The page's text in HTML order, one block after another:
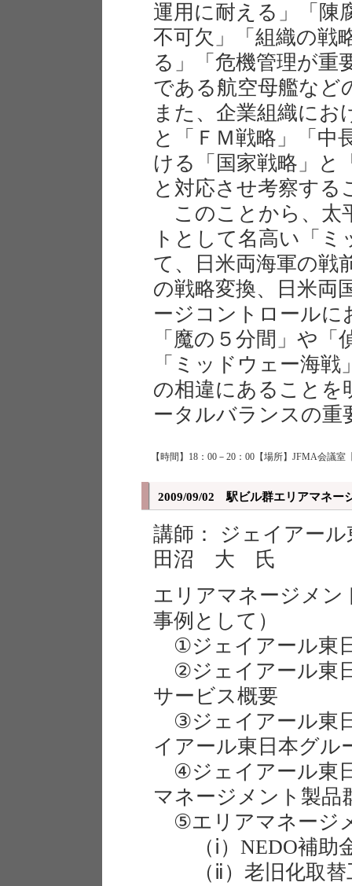
運用に耐える」「陳
不可欠」「組織の戦
る」「危機管理が重
である航空母艦など
また、企業組織にお
と「ＦＭ戦略」「中
ける「国家戦略」と
と対応させ考察する
このことから、太
トとして名高い「
て、日米両海軍の戦
の戦略変換、日米両
ージコントロールに
「魔の５分間」や
「ミッドウェー海
の相違にあることを
ータルバランスの重
【時間】18：00－20：00【場所】JFMA会議
2009/09/02 駅ビル群エリアマネー
講師： ジェイアー
田沼 大 氏
エリアマネージメン
事例として）
①ジェイアール東
②ジェイアール東
サービス概要
③ジェイアール東
イアール東日本グル
④ジェイアール東
マネージメント製品
⑤エリアマネージ
（ⅰ）NEDO補助
（ⅱ）老旧化取替